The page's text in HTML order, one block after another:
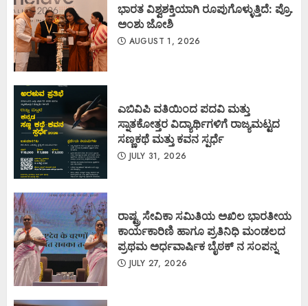
ಭಾರತ ವಿಶ್ವಶಕ್ತಿಯಾಗಿ ರೂಪುಗೊಳ್ಳುತ್ತಿದೆ: ಪ್ರೊ.
ಅಂಶು ಜೋಶಿ
AUGUST 1, 2026
ಎಬಿವಿಪಿ ವತಿಯಿಂದ ಪದವಿ ಮತ್ತು
ಸ್ನಾತಕೋತ್ತರ ವಿದ್ಯಾರ್ಥಿಗಳಿಗೆ ರಾಜ್ಯಮಟ್ಟದ
ಸಣ್ಣಕಥೆ ಮತ್ತು ಕವನ ಸ್ಪರ್ಧೆ
JULY 31, 2026
ರಾಷ್ಟ್ರ ಸೇವಿಕಾ ಸಮಿತಿಯ ಅಖಿಲ ಭಾರತೀಯ
ಕಾರ್ಯಕಾರಿಣಿ ಹಾಗೂ ಪ್ರತಿನಿಧಿ ಮಂಡಲದ
ಪ್ರಥಮ ಅರ್ಧವಾರ್ಷಿಕ ಬೈಠಕ್ ನ ಸಂಪನ್ನ
JULY 27, 2026